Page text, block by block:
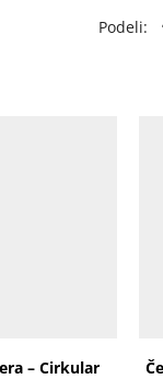
Podeli:
– Cirkular